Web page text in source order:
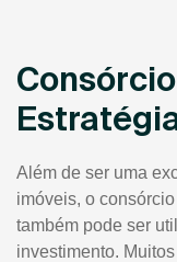
Além de ser uma
imóveis, o
também pode ser
investimento.